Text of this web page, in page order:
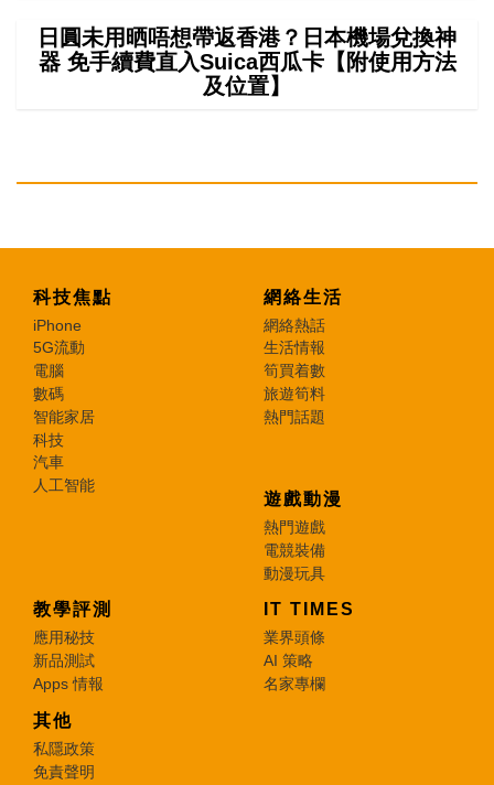
日圓未用晒唔想帶返香港？日本機場兌換神
器 免手續費直入Suica西瓜卡【附使用方法
及位置】
科技焦點
iPhone
5G流動
電腦
數碼
智能家居
科技
汽車
人工智能
網絡生活
網絡熱話
生活情報
筍買着數
旅遊筍料
熱門話題
遊戲動漫
熱門遊戲
電競裝備
動漫玩具
教學評測
應用秘技
新品測試
Apps 情報
IT TIMES
業界頭條
AI 策略
名家專欄
其他
私隱政策
免責聲明